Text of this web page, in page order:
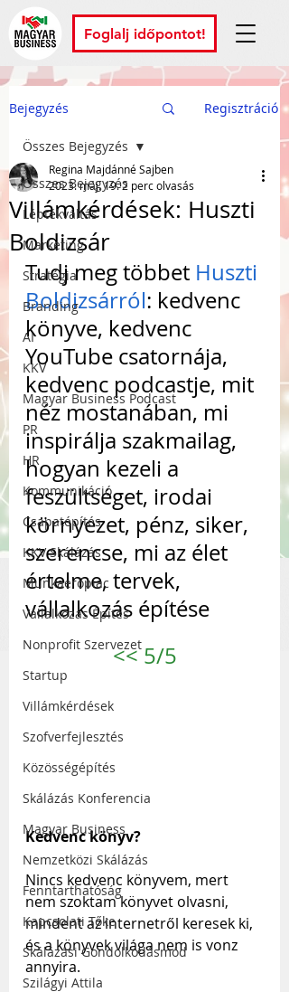
Foglalj időpontot!
Bejegyzés Regisztráció
Összes Bejegyzés
Léptékváltás
Marketing
Stratégia
Branding
AI
KKV
Magyar Business Podcast
PR
HR
Kommunikáció
Csapatépítés
KKV Skálázás
Munkaerőpiac
Vállalkozás Építés
Nonprofit Szervezet
Startup
Villámkérdések
Szofverfejlesztés
Közösségépítés
Skálázás Konferencia
Magyar Business
Nemzetközi Skálázás
Fenntarthatóság
Kapcsolati Tőke
Skálázási Gondolkodásmód
Szilágyi Attila
Összes Bejegyzés
Villámkérdések: Huszti
Boldizsár
Regina Majdánné Sajben
2023. máj. 19.2 perc olvasás
Tudj meg többet Huszti
Boldizsárról: kedvenc
könyve, kedvenc
YouTube csatornája,
kedvenc podcastje, mit
néz mostanában, mi
inspirálja szakmailag,
hogyan kezeli a
feszültséget, irodai
környezet, pénz, siker,
szerencse, mi az élet
értelme, tervek,
vállalkozás építése
<< 5/5
Kedvenc könyv?
Nincs kedvenc könyvem, mert
nem szoktam könyvet olvasni,
mindent az internetről keresek ki,
és a könyvek világa nem is vonz
annyira.